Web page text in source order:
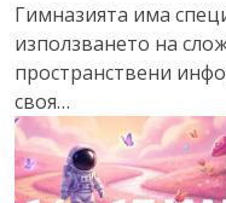
Гимназията има
използването на
пространствени
своя…